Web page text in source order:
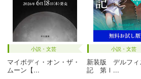
小説・文芸
マイボディ・オン・ザ・
ムーン【...
小説・文芸
新装版 デルフィ
記 第Ⅰ...